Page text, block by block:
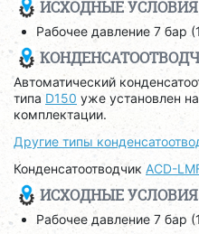
ИСХОДНЫЕ УСЛОВИЯ
Рабочее давление 7 бар
Автоматический
типа D150 уже установлен
комплектации.
Другие типы
КонденсатоотводчикACD-
ИСХОДНЫЕ УСЛОВИЯ
Рабочее давление 7 бар